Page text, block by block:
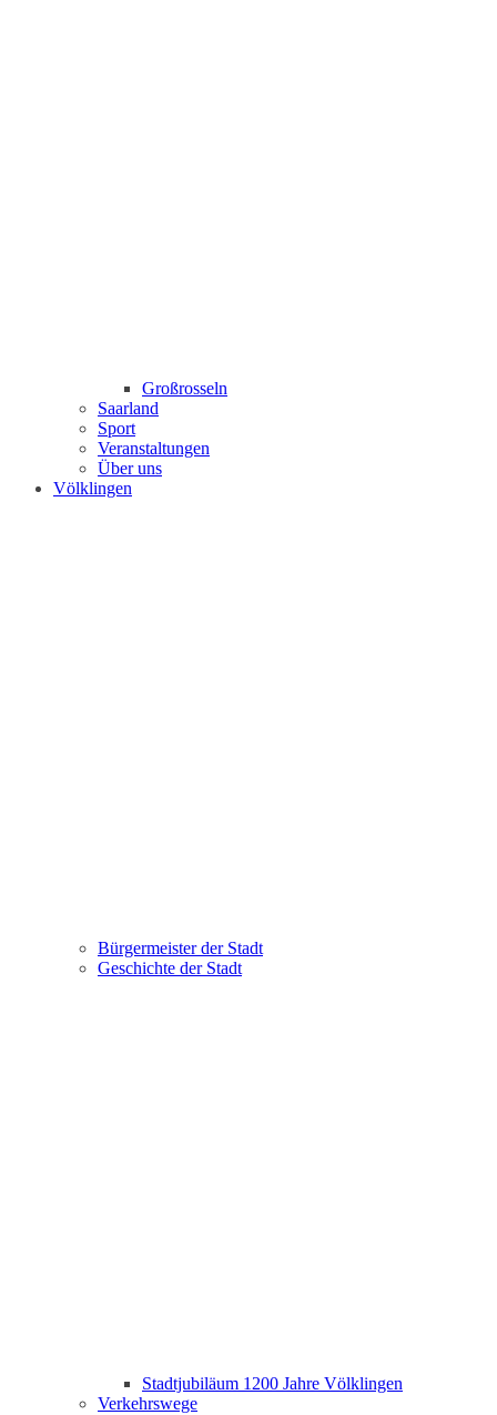
Großrosseln
Saarland
Sport
Veranstaltungen
Über uns
Völklingen
Bürgermeister der Stadt
Geschichte der Stadt
Stadtjubiläum 1200 Jahre Völklingen
Verkehrswege